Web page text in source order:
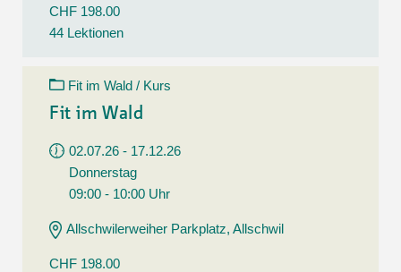
CHF 198.00
44 Lektionen
Fit im Wald / Kurs
Fit im Wald
02.07.26 - 17.12.26
Donnerstag
09:00 - 10:00 Uhr
Allschwilerweiher Parkplatz, Allschwil
CHF 198.00